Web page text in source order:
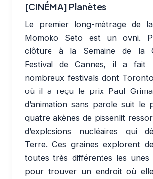
[CINÉMA] Planètes
Le premier long-métrage de
Momoko Seto est un ovni.
clôture à la Semaine de la
Festival de Cannes, il a
nombreux festivals dont
où il a reçu le prix Paul
d’animation sans parole suit le
quatre akènes de pissenlit
d’explosions nucléaires qui
Terre. Ces graines explorent
toutes très différentes les unes
pour trouver un endroit où